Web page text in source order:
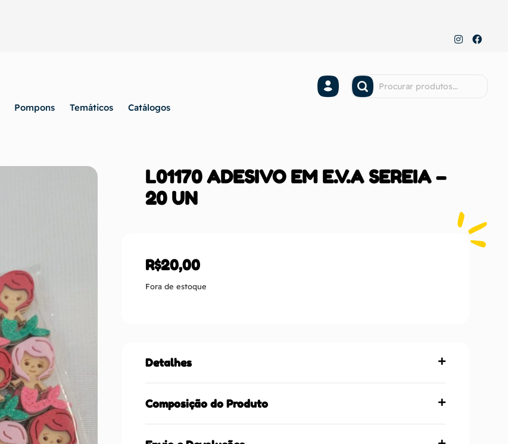
Pompons Temáticos Catálogos
L01170 ADESIVO EM E.V.A SEREIA –
20 UN
R$20,00
Fora de estoque
Detalhes
Composição do Produto